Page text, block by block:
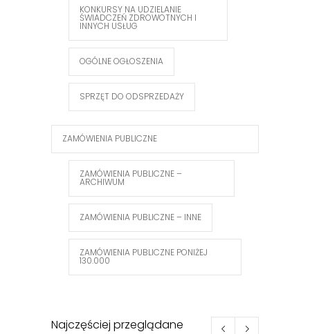
KONKURSY NA UDZIELANIE
ŚWIADCZEŃ ZDROWOTNYCH I
INNYCH USŁUG
OGÓLNE OGŁOSZENIA
SPRZĘT DO ODSPRZEDAŻY
ZAMÓWIENIA PUBLICZNE
ZAMÓWIENIA PUBLICZNE –
ARCHIWUM
ZAMÓWIENIA PUBLICZNE – INNE
ZAMÓWIENIA PUBLICZNE PONIŻEJ
130.000
Najczęściej przeglądane